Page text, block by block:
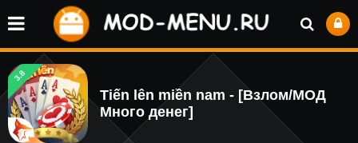
3.8
Tiến lên miền nam - [Взлом/МОД
Много денег]